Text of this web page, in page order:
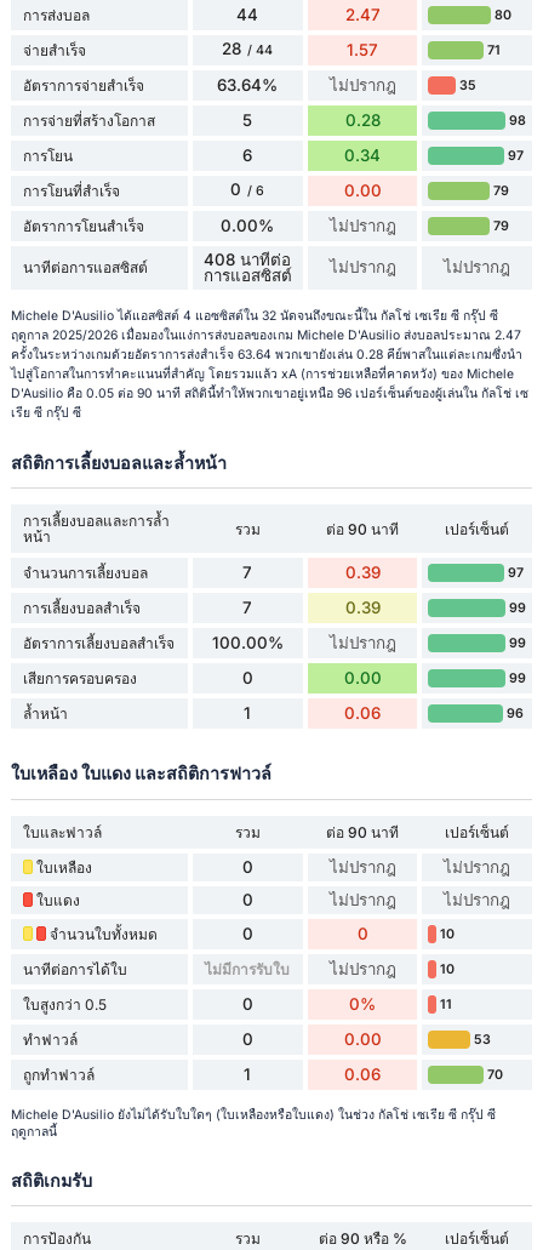
การส่งบอล 44 2.47 80
จ่ายสำเร็จ 28 / 44 1.57 71
อัตราการจ่ายสำเร็จ 63.64% ไม่ปรากฎ 35
การจ่ายที่สร้างโอกาส 5 0.28 98
การโยน 6 0.34 97
การโยนที่สำเร็จ 0 / 6 0.00 79
อัตราการโยนสำเร็จ 0.00% ไม่ปรากฎ 79
นาทีต่อการแอสซิสต์
408 นาทีต่อ
การแอสซิสต์
ไม่ปรากฎ ไม่ปรากฎ
Michele D'Ausilio ได้แอสซิสต์ 4 แอซซิสต์ใน 32 นัดจนถึงขณะนี้ใน กัลโช่ เซเรีย ซี กรุ๊ป ซี
ฤดูกาล 2025/2026 เมื่อมองในแง่การส่งบอลของเกม Michele D'Ausilio ส่งบอลประมาณ 2.47
ครั้งในระหว่างเกมด้วยอัตราการส่งสำเร็จ 63.64 พวกเขายังเล่น 0.28 คีย์พาสในแต่ละเกมซึ่งนำ
ไปสู่โอกาสในการทำคะแนนที่สำคัญ โดยรวมแล้ว xA (การช่วยเหลือที่คาดหวัง) ของ Michele
D'Ausilio คือ 0.05 ต่อ 90 นาที สถิตินี้ทำให้พวกเขาอยู่เหนือ 96 เปอร์เซ็นต์ของผู้เล่นใน กัลโช่ เซ
เรีย ซี กรุ๊ป ซี
สถิติการเลี้ยงบอลและล้ำหน้า
การเลี้ยงบอลและการล้ำ
หน้า
รวม ต่อ 90 นาที เปอร์เซ็นต์
จำนวนการเลี้ยงบอล 7 0.39 97
การเลี้ยงบอลสำเร็จ 7 0.39 99
อัตราการเลี้ยงบอลสำเร็จ 100.00% ไม่ปรากฎ 99
เสียการครอบครอง 0 0.00 99
ล้ำหน้า 1 0.06 96
ใบเหลือง ใบแดง และสถิติการฟาวล์
ใบและฟาวล์ รวม ต่อ 90 นาที
เปอร์เซ็นต์
ใบเหลือง
0 ไม่ปรากฎ ไม่ปรากฎ
ใบแดง 0 ไม่ปรากฎ ไม่ปรากฎ
จำนวนใบทั้งหมด 0 0 10
นาทีต่อการได้ใบ ไม่มีการรับใบ ไม่ปรากฎ 10
ใบสูงกว่า 0.5 0 0% 11
ทำฟาวล์ 0 0.00 53
ถูกทำฟาวล์ 1 0.06 70
Michele D'Ausilio ยังไม่ได้รับใบใดๆ (ใบเหลืองหรือใบแดง) ในช่วง กัลโช่ เซเรีย ซี กรุ๊ป ซี
ฤดูกาลนี้
สถิติเกมรับ
การป้องกัน รวม ต่อ 90 หรือ %
เปอร์เซ็นต์